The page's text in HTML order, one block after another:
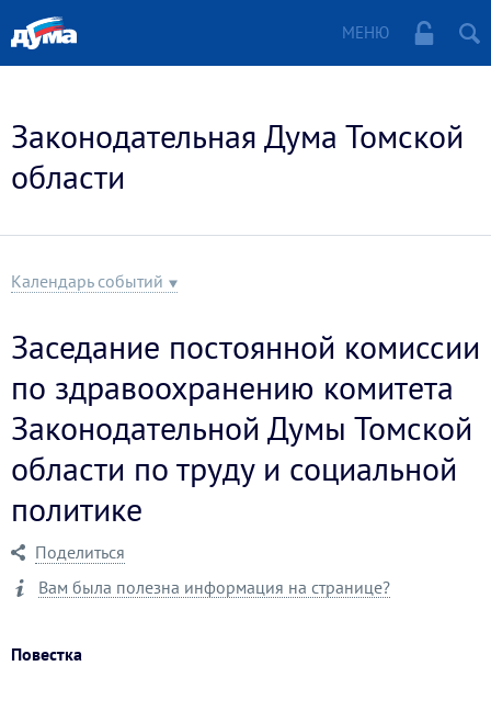
МЕНЮ
Законодательная Дума Томской
области
Календарь событий
Заседание постоянной комиссии
по здравоохранению комитета
Законодательной Думы Томской
области по труду и социальной
политике
Поделиться
Вам была полезна информация на странице?
Повестка